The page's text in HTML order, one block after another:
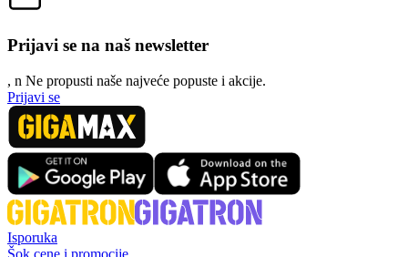
Prijavi se na naš newsletter
, n Ne propusti naše najveće popuste i akcije.
Prijavi se
Isporuka
Šok cene i promocije